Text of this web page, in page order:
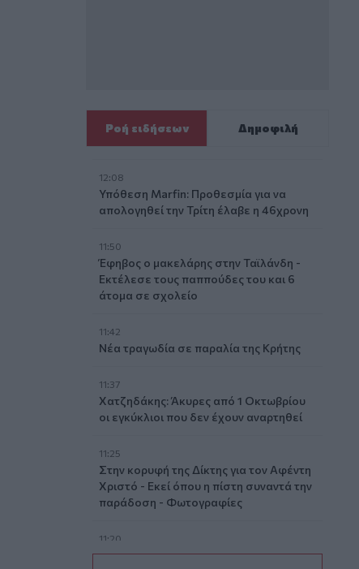
Ροή ειδήσεων Δημοφιλή
12:08
Υπόθεση Marfin: Προθεσμία για να
απολογηθεί την Τρίτη έλαβε η 46χρονη
11:50
Έφηβος ο μακελάρης στην Ταϊλάνδη -
Εκτέλεσε τους παππούδες του και 6
άτομα σε σχολείο
11:42
Νέα τραγωδία σε παραλία της Κρήτης
11:37
Χατζηδάκης: Άκυρες από 1 Οκτωβρίου
οι εγκύκλιοι που δεν έχουν αναρτηθεί
11:25
Στην κορυφή της Δίκτης για τον Αφέντη
Χριστό - Εκεί όπου η πίστη συναντά την
παράδοση - Φωτογραφίες
11:20
Στην Εισαγγελία η 46χρονη για την